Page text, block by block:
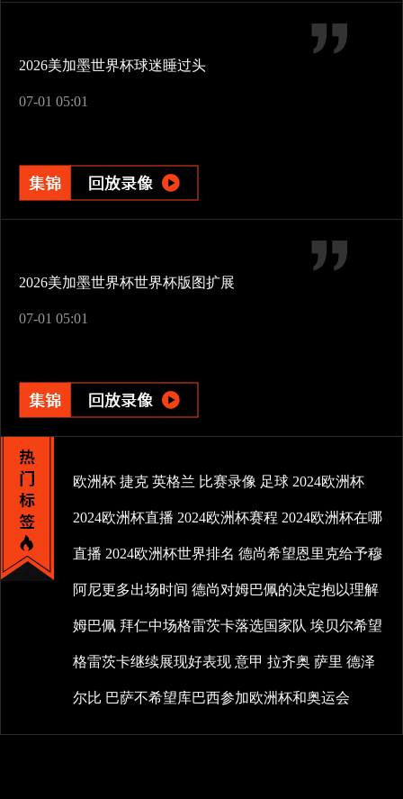
2026美加墨世界杯球迷睡过头
07-01 05:01
2026美加墨世界杯世界杯版图扩展
07-01 05:01
欧洲杯 捷克 英格兰 比赛录像 足球 2024欧洲杯
2024欧洲杯直播 2024欧洲杯赛程 2024欧洲杯在哪
直播 2024欧洲杯世界排名 德尚希望恩里克给予穆
阿尼更多出场时间 德尚对姆巴佩的决定抱以理解
姆巴佩 拜仁中场格雷茨卡落选国家队 埃贝尔希望
格雷茨卡继续展现好表现 意甲 拉齐奥 萨里 德泽
尔比 巴萨不希望库巴西参加欧洲杯和奥运会